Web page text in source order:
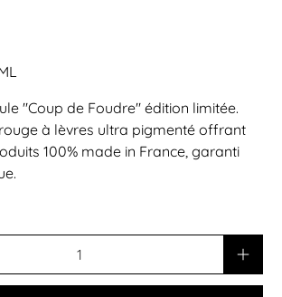
"Coup de Foudre" édition limitée.
à lèvres ultra pigmenté offrant
100% made in France, garanti